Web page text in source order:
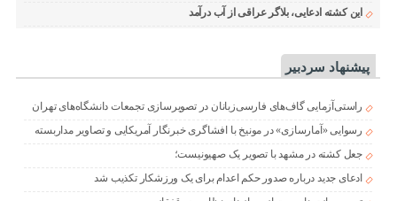
این کشته ادعایی، بلاگر عراقی از آب درآمد
پیشنهاد سردبیر
راستی‌آزمایی گاف‌های فارسی‌زبانان در تصویرسازی تجمعات دانشگاه‌های تهران
رسوایی «آمارسازی» در مونیخ با افشاگری خبرنگار آمریکایی و تصاویر مداربسته
جعل کشته در مشهد با تصویر یک صهیونیست؛
ادعای جدید درباره صدور حکم اعدام برای یک ورزشکار تکذیب شد